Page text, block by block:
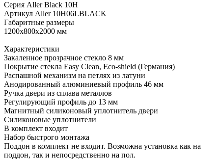
Серия Aller Black 10H
Артикул Aller 10H06LBLACK
Габаритные размеры
1200x800x2000 мм
Характеристики
Закаленное прозрачное стекло 8 мм
Покрытие стекла Easy Clean, Eco-shield (Германия)
Распашной механизм на петлях из латуни
Анодированный алюминиевый профиль 46 мм
Ручка двери из сплава металлов
Регулирующий профиль до 13 мм
Магнитный силиконовый уплотнитель двери
Силиконовые уплотнители
В комплект входит
Набор быстрого монтажа
Поддон в комплект не входит. Возможна установка как на
поддон, так и непосредственно на пол.